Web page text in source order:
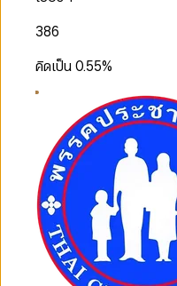
386
คิดเป็น0.55%